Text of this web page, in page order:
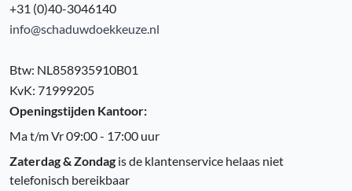
+31 (0)40-3046140
info@schaduwdoekkeuze.nl
Btw: NL858935910B01
KvK: 71999205
Openingstijden Kantoor:
Ma t/m Vr 09:00 - 17:00 uur
Zaterdag & Zondag is de klantenservice helaas niet
telefonisch bereikbaar